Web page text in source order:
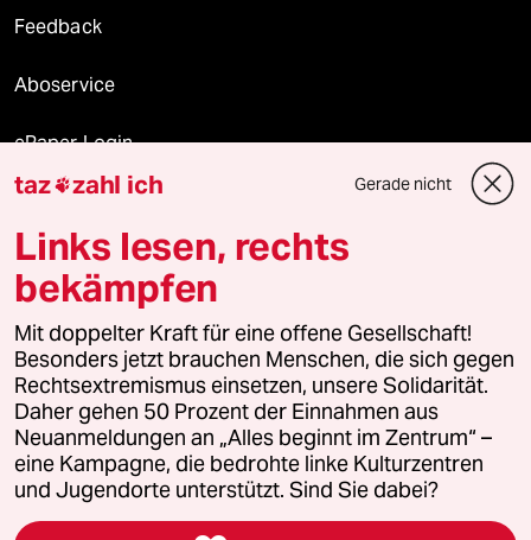
Feedback
Aboservice
ePaper Login
Downloads für Abonnierende
© 2026 taz Verlags und Vertriebs GmbH
Alle Rechte vorbehalten. Bei rechtlichen Fragen oder für Genehmigungen
wenden Sie sich bitte an
lizenzen@taz.de
Feedback Redaktionsstatut Kommune-Richtlinien
Leitlinie Informant Datenschutz Impressum AGB
taz zahl ich Gerade nicht
Links lesen, rechts
bekämpfen
Mit doppelter Kraft für eine offene Gesellschaft!
Besonders jetzt brauchen Menschen, die sich gegen
Rechtsextremismus einsetzen, unsere Solidarität.
Daher gehen 50 Prozent der Einnahmen aus
Neuanmeldungen an „Alles beginnt im Zentrum“ –
eine Kampagne, die bedrohte linke Kulturzentren
und Jugendorte unterstützt. Sind Sie dabei?